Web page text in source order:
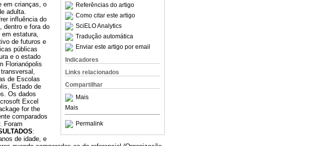
Referências do artigo
Como citar este artigo
SciELO Analytics
Tradução automática
Enviar este artigo por email
Indicadores
Links relacionados
Compartilhar
Mais
Mais
Permalink
em crianças, o
adulta.
influência do
dentro e fora do
estatura,
de futuros e
públicas
e o estado
Florianópolis
de Escolas
Estado de
Os dados
Excel
for the
comparados
Foram
:
de idade, e